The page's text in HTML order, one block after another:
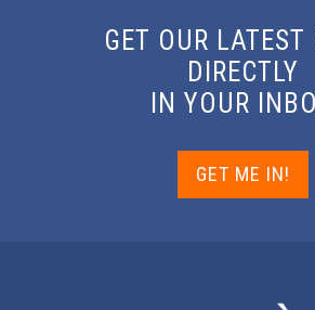
GET OUR LATEST
DIRECTLY
IN YOUR
GET ME IN!